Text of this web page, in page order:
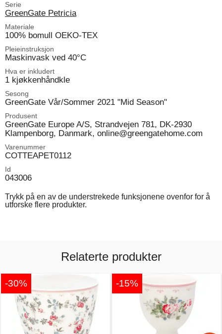
Serie
GreenGate Petricia
Materiale
100% bomull OEKO-TEX
Pleieinstruksjon
Maskinvask ved 40°C
Hva er inkludert
1 kjøkkenhåndkle
Sesong
GreenGate Vår/Sommer 2021 "Mid Season"
Produsent
GreenGate Europe A/S, Strandvejen 781, DK-2930
Klampenborg, Danmark, online@greengatehome.com
Varenummer
COTTEAPET0112
Id
043006
Trykk på en av de understrekede funksjonene ovenfor for å
utforske flere produkter.
Relaterte produkter
-30% -15%